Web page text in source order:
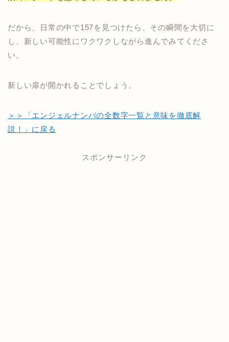
だから、日常の中で157を見つけたら、その瞬間を大切に
し、新しい可能性にワクワクしながら進んでみてくださ
い。
新しい扉が開かれることでしょう。
＞＞「エンジェルナンバの全数字一覧と意味を徹底解
説！」に戻る
スポンサーリンク